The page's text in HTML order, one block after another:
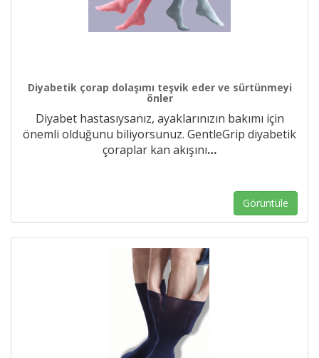
Diyabetik çorap dolaşımı teşvik eder ve sürtünmeyi
önler
Diyabet hastasıysanız, ayaklarınızın bakımı için
önemli olduğunu biliyorsunuz. GentleGrip diyabetik
çoraplar kan akışını…
Görüntüle